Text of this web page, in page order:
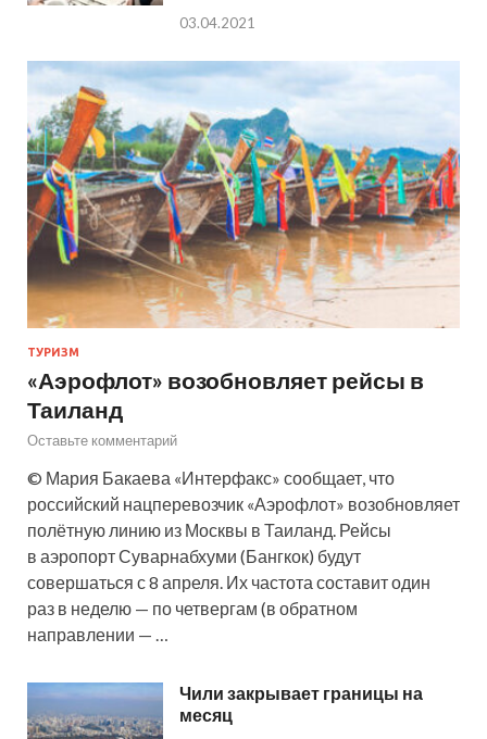
03.04.2021
ТУРИЗМ
«Аэрофлот» возобновляет рейсы в
Таиланд
Оставьте комментарий
© Мария Бакаева «Интерфакс» сообщает, что
российский нацперевозчик «Аэрофлот» возобновляет
полётную линию из Москвы в Таиланд. Рейсы
в аэропорт Суварнабхуми (Бангкок) будут
совершаться с 8 апреля. Их частота составит один
раз в неделю — по четвергам (в обратном
направлении — …
Чили закрывает границы на
месяц